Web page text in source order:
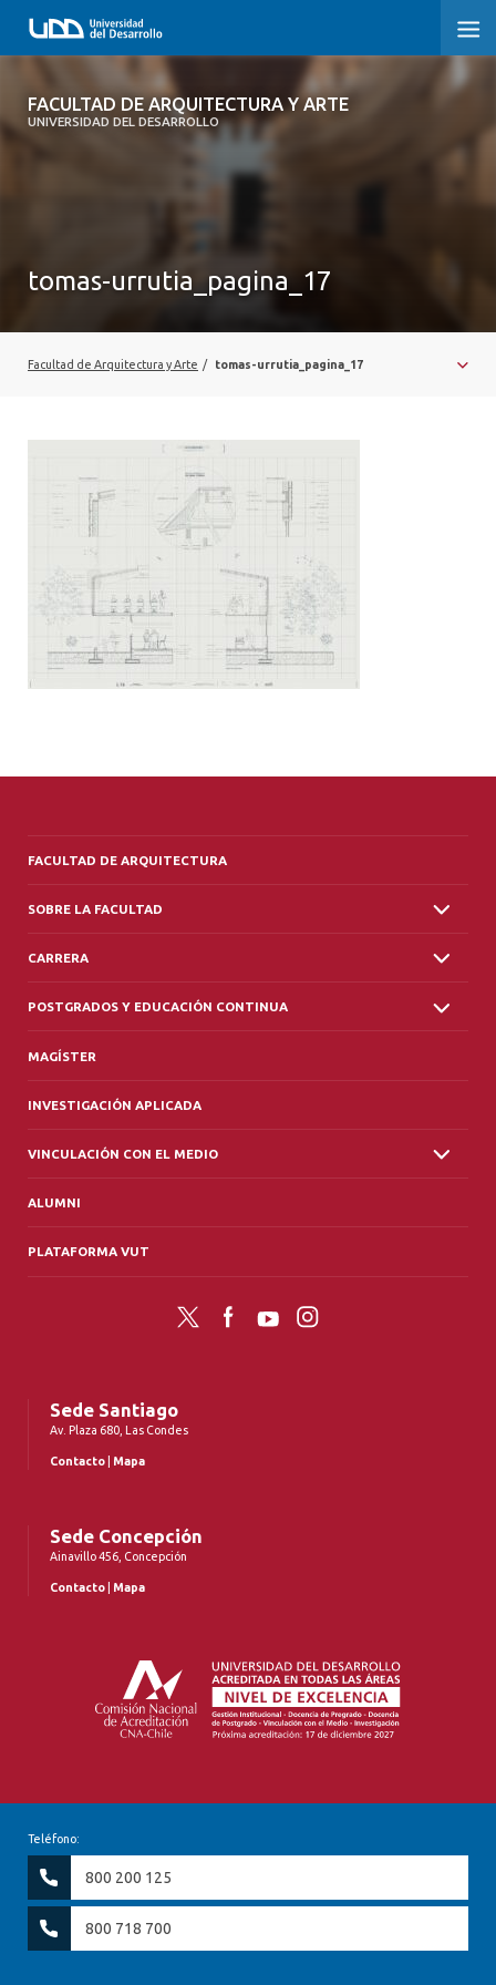
FACULTAD DE ARQUITECTURA Y ARTE
UNIVERSIDAD DEL DESARROLLO
FACULTAD DE ARQUITECTURA Y ARTE
VINCULACIÓN CON EL MEDIO
tomas-urrutia_pagina_17
Facultad de Arquitectura y Arte / tomas-urrutia_pagina_17
FACULTAD DE ARQUITECTURA
SOBRE LA FACULTAD
CARRERA
POSTGRADOS Y EDUCACIÓN CONTINUA
MAGÍSTER
INVESTIGACIÓN APLICADA
VINCULACIÓN CON EL MEDIO
ALUMNI
PLATAFORMA VUT
Twitter FacebookYouTubeInstagram
Sede Santiago
Av. Plaza 680, Las Condes
Contacto Mapa
Sede Concepción
Ainavillo 456, Concepción
Contacto Mapa
Teléfono:
800 200 125
800 718 700